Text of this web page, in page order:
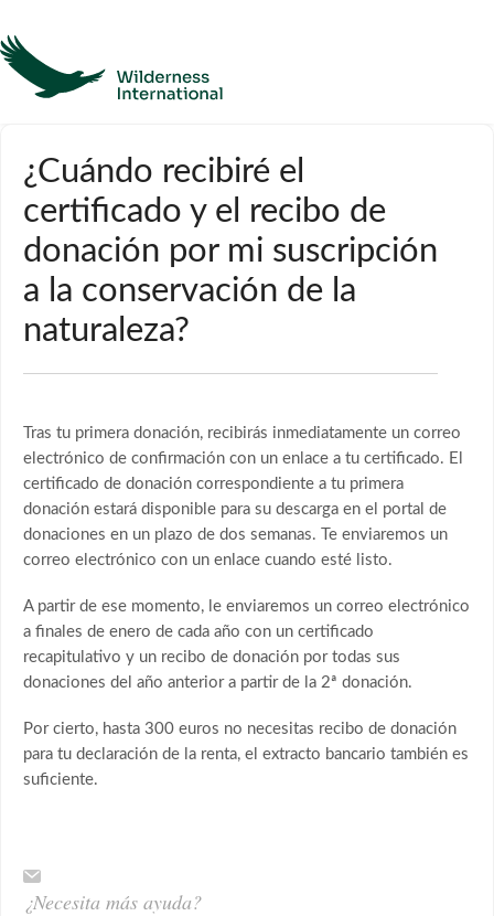
Página de inicio
Póngase en contacto con
¿Cuándo recibiré el
certificado y el recibo de
donación por mi suscripción
a la conservación de la
naturaleza?
Tras tu primera donación, recibirás inmediatamente un correo
electrónico de confirmación con un enlace a tu certificado. El
certificado de donación correspondiente a tu primera
donación estará disponible para su descarga en el portal de
donaciones en un plazo de dos semanas. Te enviaremos un
correo electrónico con un enlace cuando esté listo.
A partir de ese momento, le enviaremos un correo electrónico
a finales de enero de cada año con un certificado
recapitulativo y un recibo de donación por todas sus
donaciones del año anterior a partir de la 2ª donación.
Por cierto, hasta 300 euros no necesitas recibo de donación
para tu declaración de la renta, el extracto bancario también es
suficiente.
¿Necesita más ayuda?